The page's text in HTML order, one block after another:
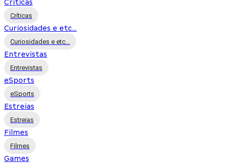
Críticas
Críticas
Curiosidades e etc...
Curiosidades e etc...
Entrevistas
Entrevistas
eSports
eSports
Estreias
Estreias
Filmes
Filmes
Games